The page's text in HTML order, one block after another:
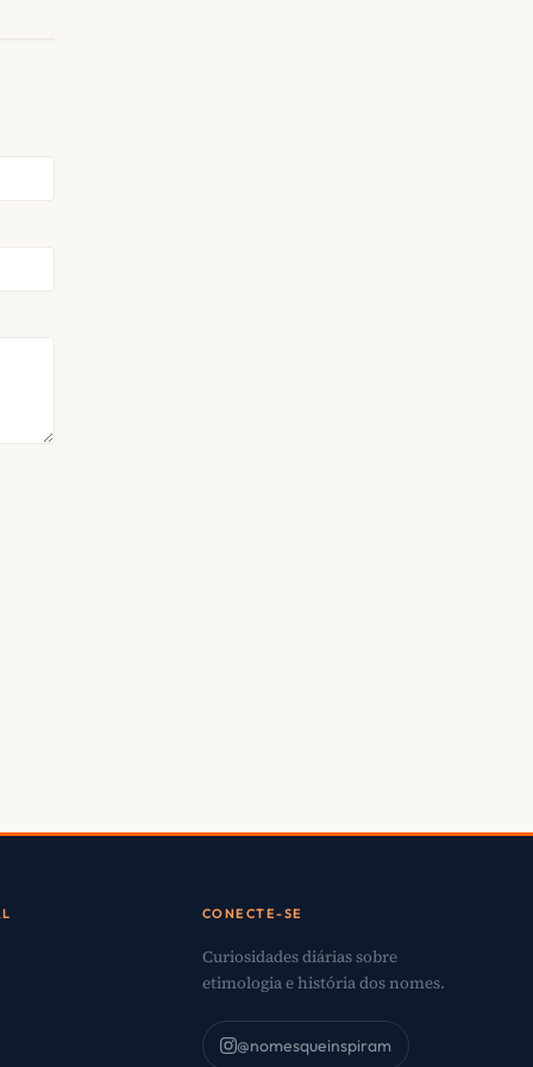
CONECTE-SE
Curiosidades diárias sobre
etimologia e história dos nomes.
@nomesqueinspiram